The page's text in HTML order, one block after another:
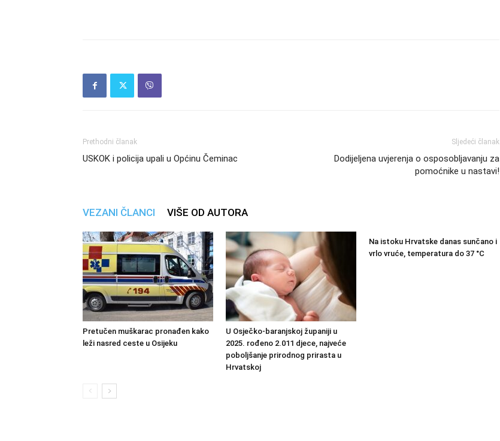
Prethodni članak
USKOK i policija upali u Općinu Čeminac
Sljedeći članak
Dodijeljena uvjerenja o osposobljavanju za
pomoćnike u nastavi!
VEZANI ČLANCI VIŠE OD AUTORA
Pretučen muškarac pronađen kako
leži nasred ceste u Osijeku
U Osječko-baranjskoj županiji u
2025. rođeno 2.011 djece, najveće
poboljšanje prirodnog prirasta u
Hrvatskoj
Na istoku Hrvatske danas sunčano i
vrlo vruće, temperatura do 37 °C